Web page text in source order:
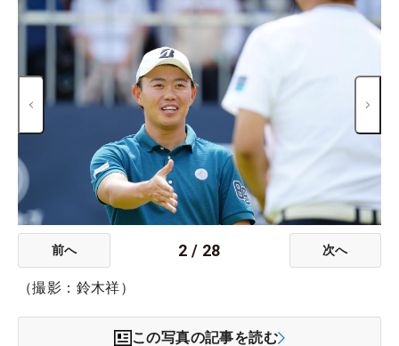
前へ 2 / 28 次へ
（撮影：鈴木祥）
この写真の記事を読む